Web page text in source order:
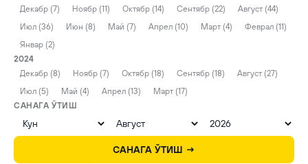
Декабр (7)
Ноябр (11) Октябр (14) Сентябр (22)
Август (44)
Июл (36)
Июн (8) Май (7) Апрел (10) Март (4)
Феврал (11)
Январ (2)
2024
Декабр (8)
Ноябр (7) Октябр (18) Сентябр (18)
Август (27)
Июл (5)
Май (4) Апрел (13)
Март (17)
САНАГА ЎТИШ
САНАГА ЎТИШ →